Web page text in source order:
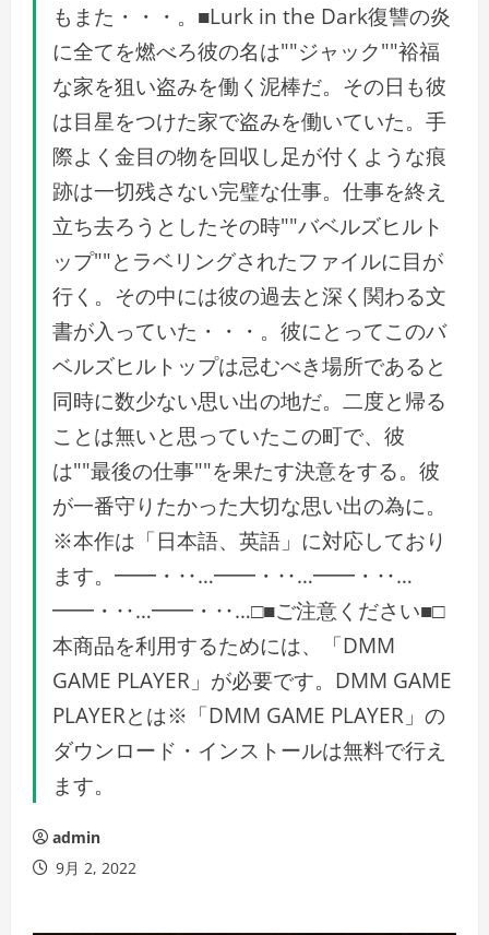
もまた・・・。■Lurk in the Dark復讐の炎
に全てを燃べろ彼の名は""ジャック""裕福
な家を狙い盗みを働く泥棒だ。その日も彼
は目星をつけた家で盗みを働いていた。手
際よく金目の物を回収し足が付くような痕
跡は一切残さない完璧な仕事。仕事を終え
立ち去ろうとしたその時""バベルズヒルト
ップ""とラベリングされたファイルに目が
行く。その中には彼の過去と深く関わる文
書が入っていた・・・。彼にとってこのバ
ベルズヒルトップは忌むべき場所であると
同時に数少ない思い出の地だ。二度と帰る
ことは無いと思っていたこの町で、彼
は""最後の仕事""を果たす決意をする。彼
が一番守りたかった大切な思い出の為に。
※本作は「日本語、英語」に対応しており
ます。━━・‥…━━・‥…━━・‥…
━━・‥…━━・‥…□■ご注意ください■□
本商品を利用するためには、「DMM
GAME PLAYER」が必要です。DMM GAME
PLAYERとは※「DMM GAME PLAYER」の
ダウンロード・インストールは無料で行え
ます。
admin
9月 2, 2022